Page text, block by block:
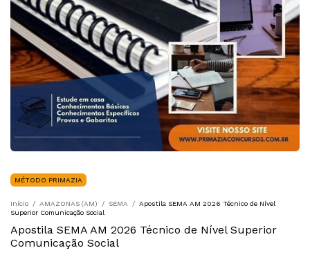
MÉTODO PRIMAZIA
Início / AMAZONAS (AM) / SEMA / Apostila SEMA AM 2026 Técnico de Nível
Superior Comunicação Social
Apostila SEMA AM 2026 Técnico de Nível Superior
Comunicação Social